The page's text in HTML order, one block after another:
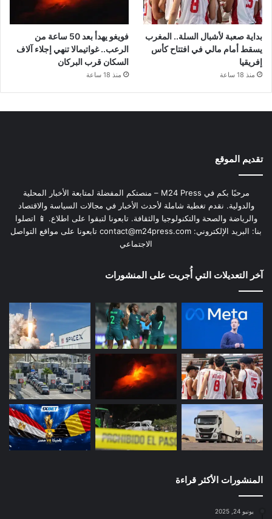
بداية صعبة لأشبال السلة.. المغرب
يسقط أمام مالي في افتتاح كأس
إفريقيا
منذ 18 ساعة
فويغو يهدأ بعد 50 ساعة من
الرعب.. غواتيمالا تنهي إجلاء آلاف
السكان قرب البركان
منذ 18 ساعة
تقديم الموقع
مرحبًا بكم في M24 Press – منصتكم المفضلة لمتابعة الأخبار المحلية
والدولية. نقدم تغطية شاملة لأحدث الأخبار في مجالات السياسة والاقتصاد
والرياضة والصحة والتكنولوجيا والثقافة. تابعونا لتبقوا على اطلاع. 📱 اتصلوا
بنا: البريد الإلكتروني: contact@m24press.com تابعونا على مواقع التواصل
الاجتماعي
آخر التعديلات التي أُجريت على المنشورات
المنشورات الأكثر قراءة
يونيو 24, 2025